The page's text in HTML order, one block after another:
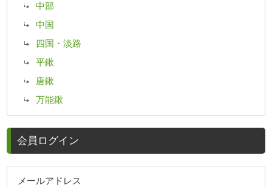
中部
中国
四国・淡路
平鍬
唐鍬
万能鍬
会員ログイン
メールアドレス